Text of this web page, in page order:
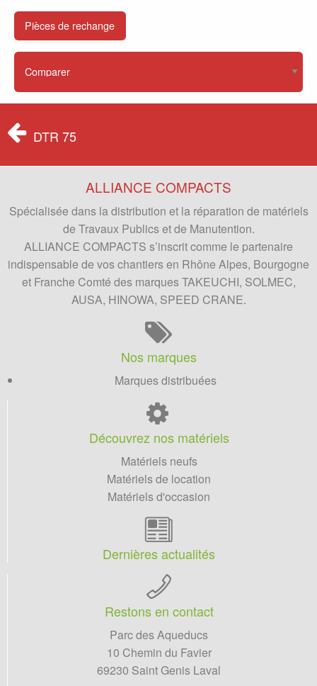
Pièces de rechange
DTR 75
ALLIANCE COMPACTS
Spécialisée dans la distribution et la réparation de matériels
de Travaux Publics et de Manutention.
ALLIANCE COMPACTS s’inscrit comme le partenaire
indispensable de vos chantiers en Rhône Alpes, Bourgogne
et Franche Comté des marques TAKEUCHI, SOLMEC,
AUSA, HINOWA, SPEED CRANE.
Nos marques
Marques distribuées
Découvrez nos matériels
Matériels neufs
Matériels de location
Matériels d'occasion
Dernières actualités
Restons en contact
Parc des Aqueducs
10 Chemin du Favier
69230 Saint Genis Laval